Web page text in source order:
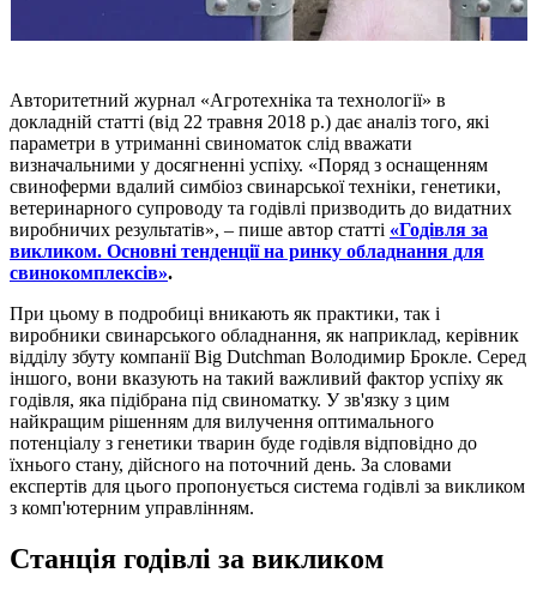
Авторитетний журнал «Агротехніка та технології» в
докладній статті (від 22 травня 2018 р.) дає аналіз того, які
параметри в утриманні свиноматок слід вважати
визначальними у досягненні успіху. «Поряд з оснащенням
свиноферми вдалий симбіоз свинарської техніки, генетики,
ветеринарного супроводу та годівлі призводить до видатних
виробничих результатів», – пише автор статті «Годівля за
викликом. Основні тенденції на ринку обладнання для
свинокомплексів».
При цьому в подробиці вникають як практики, так і
виробники свинарського обладнання, як наприклад, керівник
відділу збуту компанії Big Dutchman Володимир Брокле. Серед
іншого, вони вказують на такий важливий фактор успіху як
годівля, яка підібрана під свиноматку. У зв'язку з цим
найкращим рішенням для вилучення оптимального
потенціалу з генетики тварин буде годівля відповідно до
їхнього стану, дійсного на поточний день. За словами
експертів для цього пропонується система годівлі за викликом
з комп'ютерним управлінням.
Станція годівлі за викликом